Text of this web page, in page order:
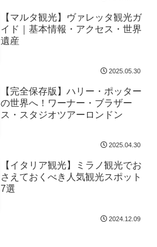
【マルタ観光】ヴァレッタ観光ガ
イド｜基本情報・アクセス・世界
遺産
2025.05.30
【完全保存版】ハリー・ポッター
の世界へ！ワーナー・ブラザー
ス・スタジオツアーロンドン
2025.04.30
【イタリア観光】ミラノ観光でお
さえておくべき人気観光スポット
7選
2024.12.09